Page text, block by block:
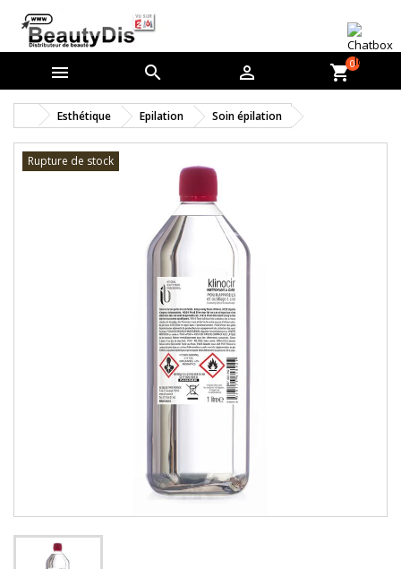
   shopping_cart0
Esthétique Epilation Soin épilation
Rupture de stock